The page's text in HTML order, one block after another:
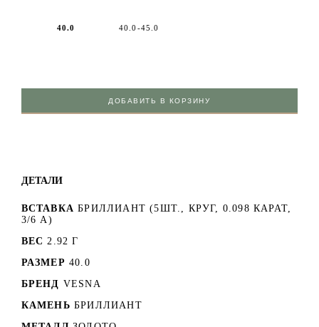
40.0 40.0-45.0
ДОБАВИТЬ В КОРЗИНУ
ДЕТАЛИ
ВСТАВКА БРИЛЛИАНТ (5ШТ., КРУГ, 0.098 КАРАТ,
3/6 А)
ВЕС 2.92 Г
РАЗМЕР 40.0
БРЕНД VESNA
КАМЕНЬ БРИЛЛИАНТ